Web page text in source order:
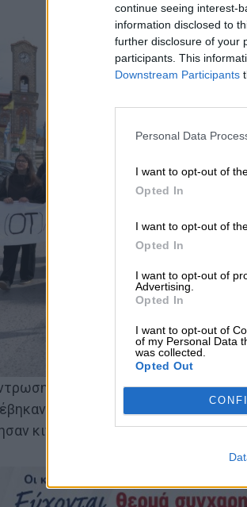
continue seeing interest-
information disclosed to
further disclosure of your
participants. This
Downstream Participants
Personal Data
I want to opt-out of
Opted In
I want to opt-out of
Opted In
I want to opt-out of
Advertising.
Opted In
I want to opt-out of
of my Personal Data
was collected.
Opted Out
έδωσαν, για άλλη μια φορά,
οργανωμένα και
κινητοποιήσεις στα σχολεία